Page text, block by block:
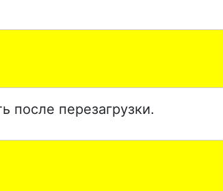
после перезагрузки.